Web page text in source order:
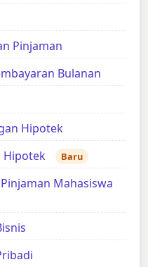
Pinjaman
Bulanan
Hipotek
Hipotek
Baru
Mahasiswa